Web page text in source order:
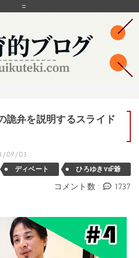
=
詭弁を説明するスライド
09/03
ディベート
ひろゆきvsF爺
コメント数 : 1737